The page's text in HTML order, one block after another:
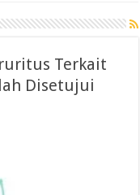
Terkait
Disetujui